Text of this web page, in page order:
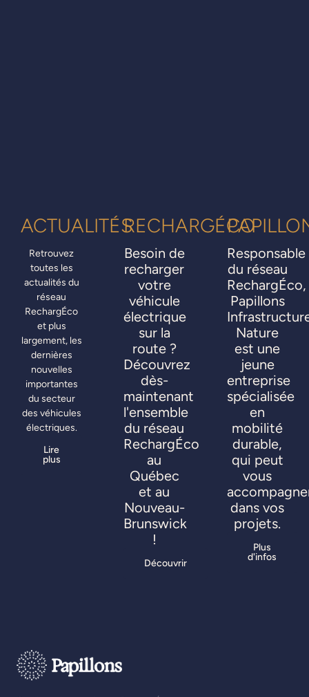
ACTUALITÉS
Retrouvez
toutes les
actualités du
réseau
RechargÉco
et plus
largement, les
dernières
nouvelles
importantes
du secteur
des véhicules
électriques.
Lire
plus
RECHARGÉCO
Besoin de
recharger
votre
véhicule
électrique
sur la
route ?
Découvrez
dès-
maintenant
l'ensemble
du réseau
RechargÉco
au
Québec
et au
Nouveau-
Brunswick
!
Découvrir
Responsable
du réseau
RechargÉco,
Papillons
Nature
est une
jeune
entreprise
spécialisée
en
mobilité
durable,
qui peut
vous
dans vos
projets.
Plus
d'infos